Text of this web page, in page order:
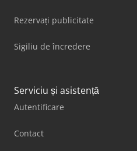
Rezervați publicitate
Sigiliu de încredere
Serviciu și asistență
Autentificare
Contact